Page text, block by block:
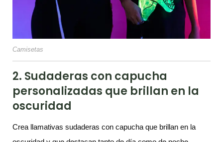
Camisetas
2. Sudaderas con capucha
personalizadas que brillan en la
oscuridad
Crea llamativas sudaderas con capucha que brillan en la